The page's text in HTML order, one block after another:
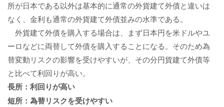
所が日本である以外は基本的に通常の外貨建て外債と違いは
なく、金利も通常の外貨建て外債並みの水準である。
外貨建て外債を購入する場合は、まず日本円を米ドルやユ
ーロなどに両替して外債を購入することになる。そのため為
替変動リスクの影響を受けやすいが、その分円貨建て外債等
と比べて利回りが高い。
長所：利回りが高い
短所：為替リスクを受けやすい